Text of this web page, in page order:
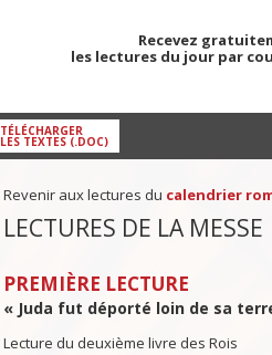
Recevez
les lectures du jour par
TÉLÉCHARGER
LES TEXTES (.DOC)
Revenir aux lectures du calendrier
LECTURES DE LA MESSE
PREMIÈRE LECTURE
« Juda fut déporté loin de sa
Lecture du deuxième livre des Rois